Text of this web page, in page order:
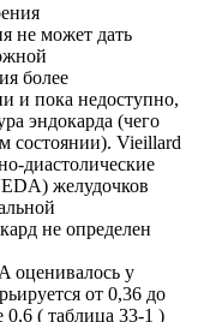
не может дать
более
и пока недоступно,
эндокарда (чего
состоянии). Vieillard
диастолические
желудочков
не определен
оценивалось у
от 0,36 до
( таблица 33-1 )